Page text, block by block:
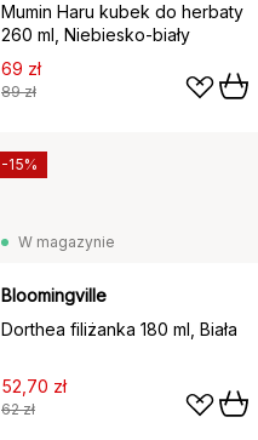
Mumin Haru kubek do herbaty
260 ml, Niebiesko-biały
69 zł
89 zł
W magazynie
Bloomingville
Dorthea filiżanka 180 ml, Biała
52,70 zł
62 zł
-15%